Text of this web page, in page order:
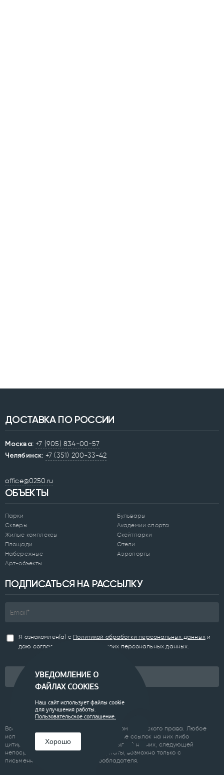
ДОСТАВКА ПО РОССИИ
Москва: +7 (905) 834-00-57
Челябинск: +7 (351) 200-33-42
office@0250.ru
ОБЪЕКТЫ
Парки
Скверы
Жилые комплексы
Площади
Набережные
Арт-объекты
Бульвары
Академии спорта
Скейтпарки
Отели
Аэропорты
ПОДПИСАТЬСЯ НА РАССЫЛКУ
Я ознакомлен(а) с Политикой обработки персональных данныхи
даю согласие на обработку моих персональных данных.
Подписаться
Все материалы сайта являются объектом авторского права. Любое
использование материалов сайта, кроме ссылок на них либо
цитирование с обязательной гиперссылкой на них, следующей
непосредственно до либо после цитаты, возможно только с
письменного разрешения правообладателя.
УВЕДОМЛЕНИЕ О
ФАЙЛАХ COOKIES
Наш сайт использует файлы cookie
для улучшения работы.
Пользовательское соглашение.
Хорошо